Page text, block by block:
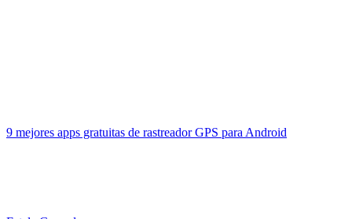
9 mejores apps gratuitas de rastreador GPS para Android